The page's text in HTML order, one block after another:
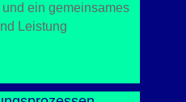
ein gemeinsames
Leistung